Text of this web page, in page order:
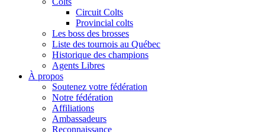
Circuit Colts
Provincial colts
Les boss des brosses
Liste des tournois au Québec
Historique des champions
Agents Libres
À propos
Soutenez votre fédération
Notre fédération
Affiliations
Ambassadeurs
Reconnaissance